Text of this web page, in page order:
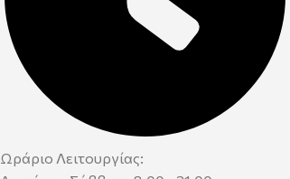
Ωράριο Λειτουργίας: